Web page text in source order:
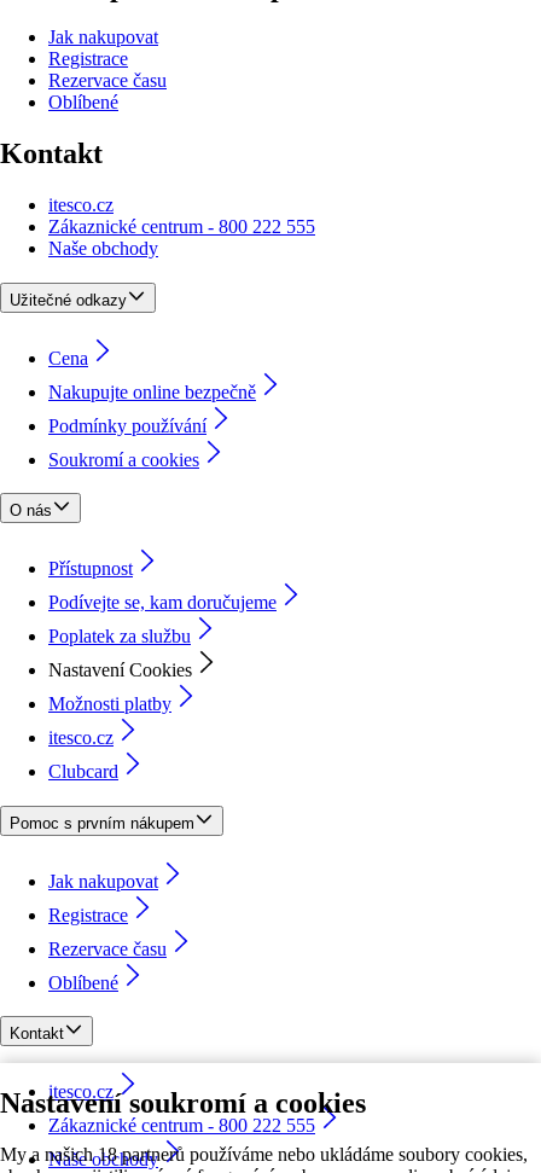
Nastavení soukromí a cookies
My a našich 18 partnerů používáme nebo ukládáme soubory cookies,
Jak nakupovat
Registrace
Rezervace času
Oblíbené
Kontakt
itesco.cz
Zákaznické centrum - 800 222 555
Naše obchody
Užitečné odkazy
Cena
Nakupujte online bezpečně
Podmínky používání
Soukromí a cookies
O nás
Přístupnost
Podívejte se, kam doručujeme
Poplatek za službu
Nastavení Cookies
Možnosti platby
itesco.cz
Clubcard
Pomoc s prvním nákupem
Jak nakupovat
Registrace
Rezervace času
Oblíbené
Kontakt
itesco.cz
Zákaznické centrum - 800 222 555
Naše obchody